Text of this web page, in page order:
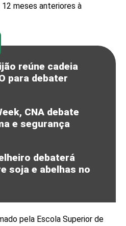
meses anteriores à
reúne cadeia
para debater
CNA debate
e segurança
debaterá
soja e abelhas no
pela Escola Superior de